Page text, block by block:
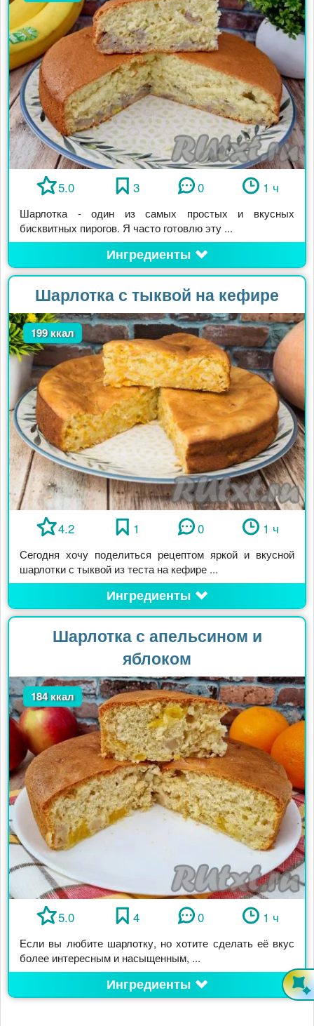
5.0 3 0 1 ч
Шарлотка - один из самых простых и вкусных
бисквитных пирогов. Я часто готовлю эту ...
Ингредиенты
Шарлотка с тыквой на кефире
199 ккал
4.2 1 0 1 ч
Сегодня хочу поделиться рецептом яркой и вкусной
шарлотки с тыквой из теста на кефире ...
Ингредиенты
Шарлотка с апельсином и
яблоком
184 ккал
5.0 4 0 1 ч
Если вы любите шарлотку, но хотите сделать её вкус
более интересным и насыщенным, ...
Ингредиенты